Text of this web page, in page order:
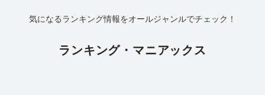
気になるランキング情報をオールジャンルでチェック！
ランキング・マニアックス